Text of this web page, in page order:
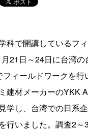
科で開講しているフ
月21 日～24日に台湾の
フィールドワークを行
建材メーカーのYKK
学し、台湾での日系
行いました。調査2～3